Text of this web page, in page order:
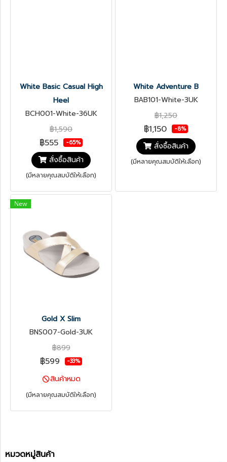
White Basic Casual High
Heel
BCH001-White-36UK
฿1,590
฿555 -65%
สั่งซื้อสินค้า
(มีหลายคุณสมบัติให้เลือก)
White Adventure B
BAB101-White-3UK
฿1,250
฿1,150 -8%
สั่งซื้อสินค้า
(มีหลายคุณสมบัติให้เลือก)
New
Gold X Slim
BNS007-Gold-3UK
฿899
฿599 -33%
สินค้าหมด
(มีหลายคุณสมบัติให้เลือก)
หมวดหมู่สินค้า